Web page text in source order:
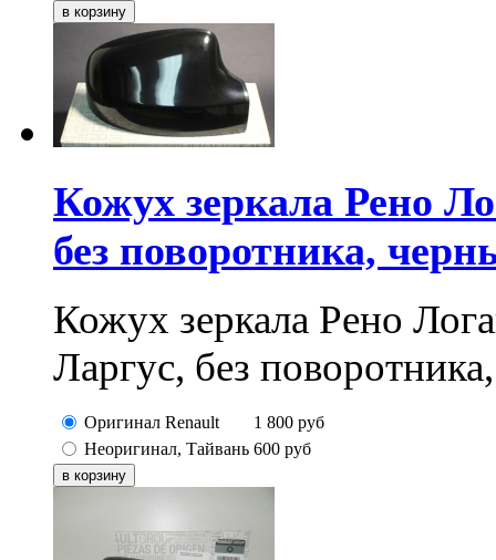
Кожух зеркала Рено
без поворотника,
Кожух зеркала Рено
Ларгус, без
Оригинал Renault 1 800 руб
Неоригинал, Тайвань 600 руб